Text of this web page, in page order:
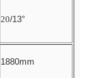
20/13°
1880mm